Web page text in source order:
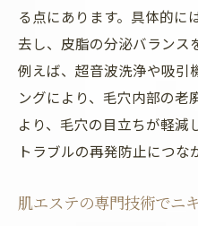
る点にあります。具体的に
去し、皮脂の分泌バランス
例えば、超音波洗浄や吸引
ングにより、毛穴内部の老
より、毛穴の目立ちが軽減
トラブルの再発防止につな
肌エステの専門技術でニ